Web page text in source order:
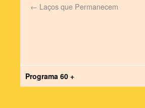
← Laços que Permanecem
Programa 60 +